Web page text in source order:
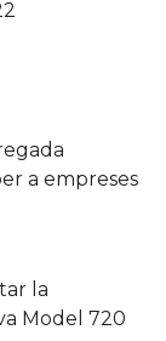
a empreses
la
Model 720